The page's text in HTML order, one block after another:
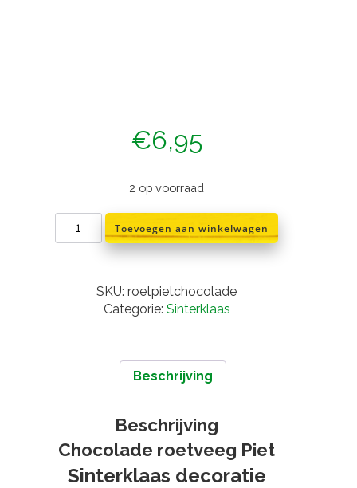
€6,95
2 op voorraad
Roetveeg
letter
aantal
Toevoegen aan winkelwagen
SKU: roetpietchocolade
Categorie: Sinterklaas
Beschrijving
Beschrijving
Chocolade roetveeg Piet
Sinterklaas decoratie